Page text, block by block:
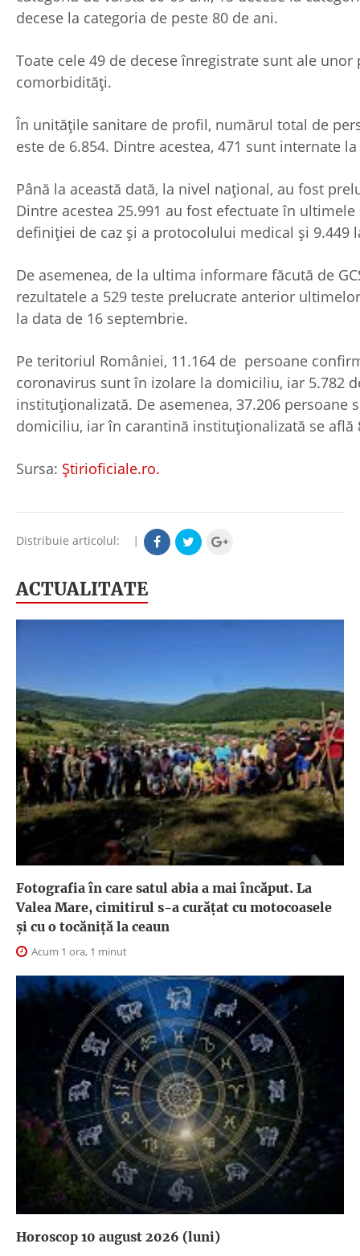
decese la categoria de peste 80 de ani.
Toate cele 49 de decese înregistrate sunt ale
comorbidități.
În unitățile sanitare de profil, numărul total de
este de 6.854. Dintre acestea, 471 sunt internate
Până la această dată, la nivel național, au fost
Dintre acestea 25.991 au fost efectuate în ultimele
definiției de caz și a protocolului medical și 9.449
De asemenea, de la ultima informare făcută de
rezultatele a 529 teste prelucrate anterior
la data de 16 septembrie.
Pe teritoriul României, 11.164 de persoane
coronavirus sunt în izolare la domiciliu, iar 5.782
instituționalizată. De asemenea, 37.206 persoane
domiciliu, iar în carantină instituționalizată se află
Sursa: Știrioficiale.ro.
Distribuie articolul: |
ACTUALITATE
Fotografia în care satul abia a mai încăput. La
Valea Mare, cimitirul s-a curățat cu motocoasele
și cu o tocăniță la ceaun
Acum 1 ora, 1 minut
Horoscop 10 august 2026 (luni)